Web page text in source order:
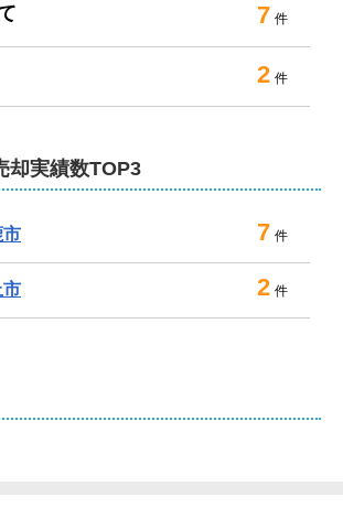
をご希望の方や、売却期限が迫ってい
相談ください。田んぼや山林、市街化
却のご相談もお受けいたします。
工事、測量、引越し業者や不用品処分
、高齢者施設のご案内や賃貸物件のご
ップで対応可能です。
らず、法務・税務や経営者目線での幅
社にお尋ねください。まずは相談だけ
7 件
2 件
却実績数TOP3
市 7 件
市 2 件